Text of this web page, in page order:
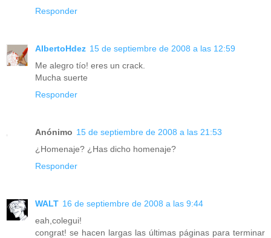
Responder
AlbertoHdez 15 de septiembre de 2008 a las 12:59
Me alegro tío! eres un crack.
Mucha suerte
Responder
Anónimo 15 de septiembre de 2008 a las 21:53
¿Homenaje? ¿Has dicho homenaje?
Responder
WALT 16 de septiembre de 2008 a las 9:44
eah,colegui!
congrat! se hacen largas las últimas páginas para terminar